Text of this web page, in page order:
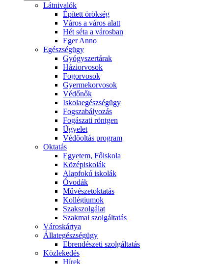
Látnivalók
Épített örökség
Város a város alatt
Hét séta a városban
Eger Anno
Egészségügy
Gyógyszertárak
Háziorvosok
Fogorvosok
Gyermekorvosok
Védőnők
Iskolaegészségügy
Fogszabályozás
Fogászati röntgen
Ügyelet
Védőoltás program
Oktatás
Egyetem, Főiskola
Középiskolák
Alapfokú iskolák
Óvodák
Művészetoktatás
Kollégiumok
Szakszolgálat
Szakmai szolgáltatás
Városkártya
Állategészségügy
Ebrendészeti szolgáltatás
Közlekedés
Hírek